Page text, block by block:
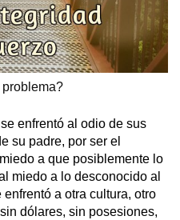
enfrentó al odio de sus
su padre, por ser el
a que posiblemente lo
miedo a lo desconocido al
a otra cultura, otro
dólares, sin posesiones,